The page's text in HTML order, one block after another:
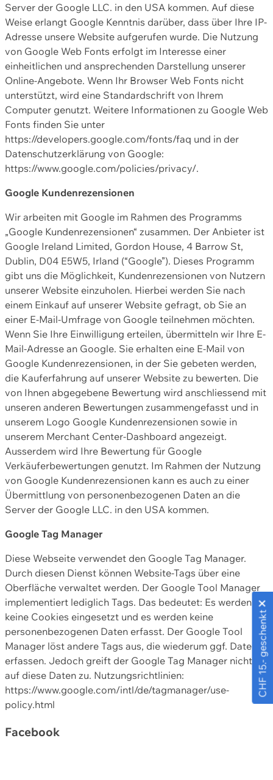
Server der Google LLC. in den USA kommen. Auf diese
Weise erlangt Google Kenntnis darüber, dass über Ihre IP-
Adresse unsere Website aufgerufen wurde. Die Nutzung
von Google Web Fonts erfolgt im Interesse einer
einheitlichen und ansprechenden Darstellung unserer
Online-Angebote. Wenn Ihr Browser Web Fonts nicht
unterstützt, wird eine Standardschrift von Ihrem
Computer genutzt. Weitere Informationen zu Google Web
Fonts finden Sie unter
https://developers.google.com/fonts/faq und in der
Datenschutzerklärung von Google:
https://www.google.com/policies/privacy/.
Google Kundenrezensionen
Wir arbeiten mit Google im Rahmen des Programms
„Google Kundenrezensionen“ zusammen. Der Anbieter ist
Google Ireland Limited, Gordon House, 4 Barrow St,
Dublin, D04 E5W5, Irland (“Google”). Dieses Programm
gibt uns die Möglichkeit, Kundenrezensionen von Nutzern
unserer Website einzuholen. Hierbei werden Sie nach
einem Einkauf auf unserer Website gefragt, ob Sie an
einer E-Mail-Umfrage von Google teilnehmen möchten.
Wenn Sie Ihre Einwilligung erteilen, übermitteln wir Ihre E-
Mail-Adresse an Google. Sie erhalten eine E-Mail von
Google Kundenrezensionen, in der Sie gebeten werden,
die Kauferfahrung auf unserer Website zu bewerten. Die
von Ihnen abgegebene Bewertung wird anschliessend mit
unseren anderen Bewertungen zusammengefasst und in
unserem Logo Google Kundenrezensionen sowie in
unserem Merchant Center-Dashboard angezeigt.
Ausserdem wird Ihre Bewertung für Google
Verkäuferbewertungen genutzt. Im Rahmen der Nutzung
von Google Kundenrezensionen kann es auch zu einer
Übermittlung von personenbezogenen Daten an die
Server der Google LLC. in den USA kommen.
Google Tag Manager
Diese Webseite verwendet den Google Tag Manager.
Durch diesen Dienst können Website-Tags über eine
Oberfläche verwaltet werden. Der Google Tool Manager
implementiert lediglich Tags. Das bedeutet: Es werden
keine Cookies eingesetzt und es werden keine
personenbezogenen Daten erfasst. Der Google Tool
Manager löst andere Tags aus, die wiederum ggf. Daten
erfassen. Jedoch greift der Google Tag Manager nicht
auf diese Daten zu. Nutzungsrichtlinien:
https://www.google.com/intl/de/tagmanager/use-
policy.html
Facebook
CHF 15.- geschenkt